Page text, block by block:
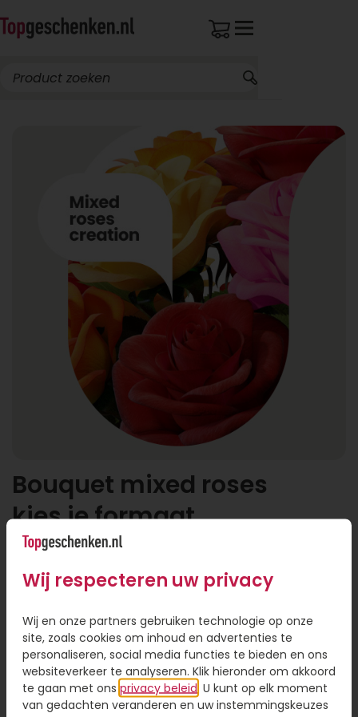
Bouquet mixed roses
kies je formaat
Klein
69,95
Middel
89,95
Groot
109,95
Wij respecteren uw privacy
Wij en onze partners gebruiken technologie op onze
site, zoals cookies om inhoud en advertenties te
personaliseren, social media functies te bieden en ons
websiteverkeer te analyseren. Klik hieronder om akkoord
te gaan met ons privacy beleid . U kunt op elk moment
van gedachten veranderen en uw instemmingskeuzes